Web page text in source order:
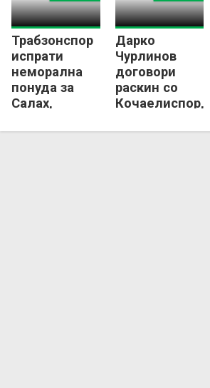
Трабзонспор
испрати
неморална
понуда за
Салах,
уште
Дарко
Чурлинов
договори
раскин со
Кочаелиспор,
Полска